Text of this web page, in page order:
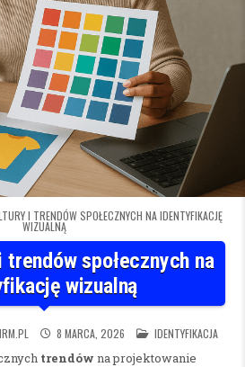
I TRENDÓW SPOŁECZNYCH NA IDENTYFIKACJĘ
WIZUALNĄ
trendów społecznych na
wizualną
8 MARCA, 2026 POSTED IN
IDENTYFIKACJA
trendów na projektowanie